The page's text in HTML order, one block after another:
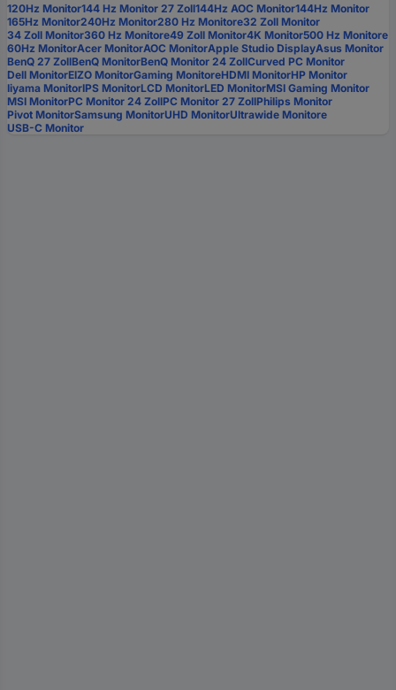
120Hz Monitor144 Hz Monitor 27 Zoll144Hz AOC Monitor144Hz Monitor
165Hz Monitor240Hz Monitor280 Hz Monitore32 Zoll Monitor
34 Zoll Monitor360 Hz Monitore49 Zoll Monitor4K Monitor500 Hz Monitore
60Hz MonitorAcer MonitorAOC MonitorApple Studio DisplayAsus Monitor
BenQ 27 ZollBenQ MonitorBenQ Monitor 24 ZollCurved PC Monitor
Dell MonitorEIZO MonitorGaming MonitoreHDMI MonitorHP Monitor
Iiyama MonitorIPS MonitorLCD MonitorLED MonitorMSI Gaming Monitor
MSI MonitorPC Monitor 24 ZollPC Monitor 27 ZollPhilips Monitor
Pivot MonitorSamsung MonitorUHD MonitorUltrawide Monitore
USB-C Monitor